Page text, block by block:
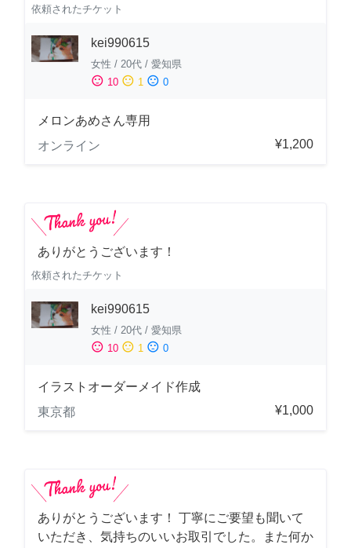
依頼されたチケット
kei990615
女性 / 20代 / 愛知県
sentiment_satisfied 10 sentiment_neutral 1 sentiment_dissatisfied 0
メロンあめさん専用
オンライン
¥1,200
ありがとうございます！
依頼されたチケット
kei990615
女性 / 20代 / 愛知県
sentiment_satisfied 10 sentiment_neutral 1 sentiment_dissatisfied 0
イラストオーダーメイド作成
東京都
¥1,000
ありがとうございます！ 丁寧にご要望も聞いて
いただき、気持ちのいいお取引でした。また何か